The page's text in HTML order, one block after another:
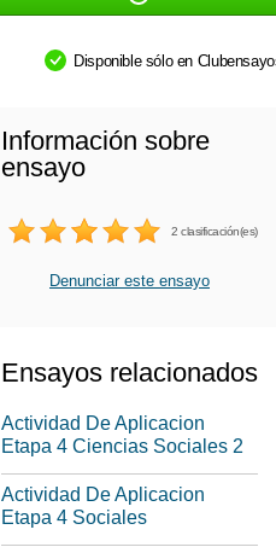
Disponible sólo en
Información sobre
ensayo
2 clasificación(es)
Denunciar este ensayo
Ensayos relacionados
Actividad De Aplicacion
Etapa 4 Ciencias Sociales 2
Actividad De Aplicacion
Etapa 4 Sociales